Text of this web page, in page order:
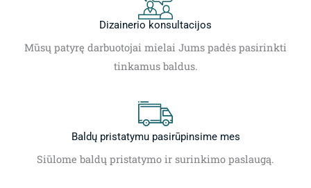
Dizainerio konsultacijos
Mūsų patyrę darbuotojai mielai Jums padės pasirinkti
tinkamus baldus.
Baldų pristatymu pasirūpinsime mes
Siūlome baldų pristatymo ir surinkimo paslaugą.